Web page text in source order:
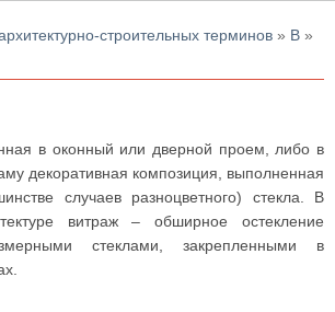
строительных терминов » В »
в оконный или дверной проем, либо в
декоративная композиция, выполненная
случаев разноцветного) стекла. В
витраж – обширное остекление
стеклами, закрепленными в